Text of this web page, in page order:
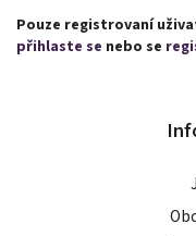
Pouze registrovaní
přihlaste se nebo se